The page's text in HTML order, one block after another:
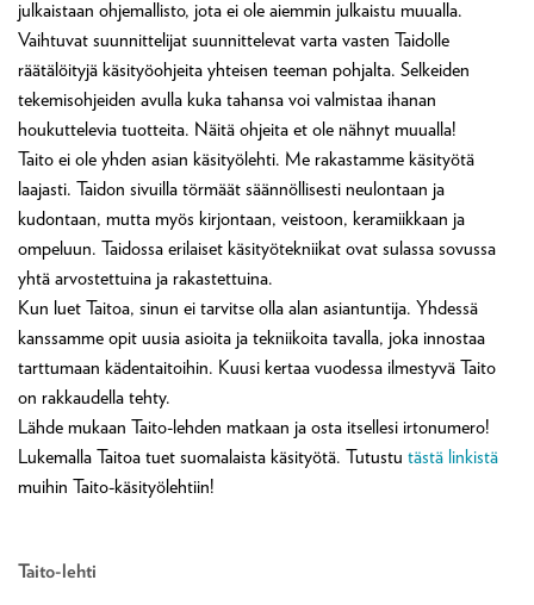
julkaistaan ohjemallisto, jota ei ole aiemmin julkaistu muualla.
Vaihtuvat suunnittelijat suunnittelevat varta vasten Taidolle
räätälöityjä käsityöohjeita yhteisen teeman pohjalta. Selkeiden
tekemisohjeiden avulla kuka tahansa voi valmistaa ihanan
houkuttelevia tuotteita. Näitä ohjeita et ole nähnyt muualla!
Taito ei ole yhden asian käsityölehti. Me rakastamme käsityötä
laajasti. Taidon sivuilla törmäät säännöllisesti neulontaan ja
kudontaan, mutta myös kirjontaan, veistoon, keramiikkaan ja
ompeluun. Taidossa erilaiset käsityötekniikat ovat sulassa sovussa
yhtä arvostettuina ja rakastettuina.
Kun luet Taitoa, sinun ei tarvitse olla alan asiantuntija. Yhdessä
kanssamme opit uusia asioita ja tekniikoita tavalla, joka innostaa
tarttumaan kädentaitoihin. Kuusi kertaa vuodessa ilmestyvä Taito
on rakkaudella tehty.
Lähde mukaan Taito-lehden matkaan ja osta itsellesi irtonumero!
Lukemalla Taitoa tuet suomalaista käsityötä. Tutustu tästä linkistä
muihin Taito-käsityölehtiin!
Taito-lehti